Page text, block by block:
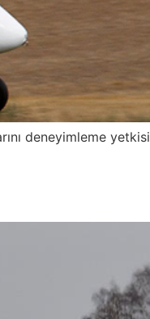
deneyimleme yetkisi